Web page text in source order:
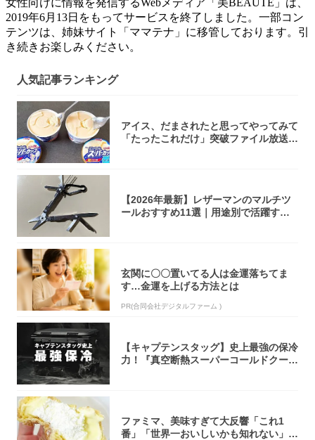
2019年6月13日をもってサービスを終了しました。一部コン
テンツは、姉妹サイト「ママテナ」に移管しております。引
き続きお楽しみください。
人気記事ランキング
アイス、だまされたと思ってやってみて
「たったこれだけ」突破ファイル放送で
【2026年最新】レザーマンのマルチツ
ールおすすめ11選｜用途別で活躍する
玄関に〇〇置いてる人は金運落ちてま
す…金運を上げる方法とは
PR(合同会社デジタルファーム )
【キャプテンスタッグ】史上最強の保冷
力！『真空断熱スーパーコールドクーラ
ファミマ、美味すぎて大反響「これ1
番」「世界一おいしいかも知れない」